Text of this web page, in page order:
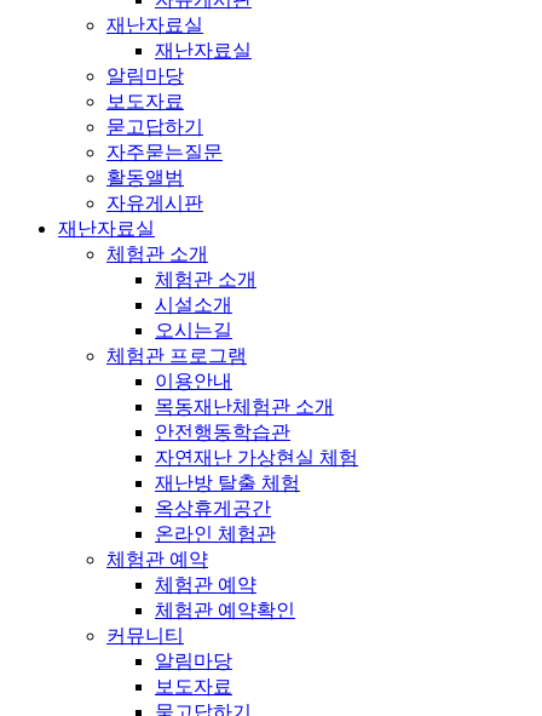
재난자료실
재난자료실
알림마당
보도자료
묻고답하기
자주묻는질문
활동앨범
자유게시판
재난자료실
체험관 소개
체험관 소개
시설소개
오시는길
체험관 프로그램
이용안내
목동재난체험관 소개
안전행동학습관
자연재난 가상현실 체험
재난방 탈출 체험
옥상휴게공간
온라인 체험관
체험관 예약
체험관 예약
체험관 예약확인
커뮤니티
알림마당
보도자료